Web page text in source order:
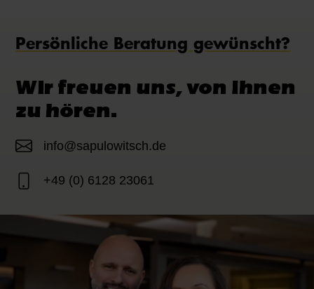
Persönliche Beratung gewünscht?
Wir freuen uns, von Ihnen
zu hören.
info@sapulowitsch.de
+49 (0) 6128 23061